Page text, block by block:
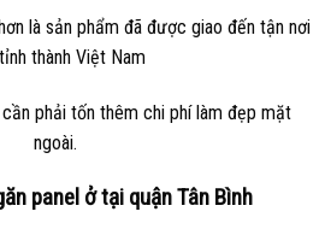
là sản phẩm đã được giao đến tận nơi
thành Việt Nam
phải tốn thêm chi phí làm đẹp mặt
ngoài.
panel ở tại quận Tân Bình